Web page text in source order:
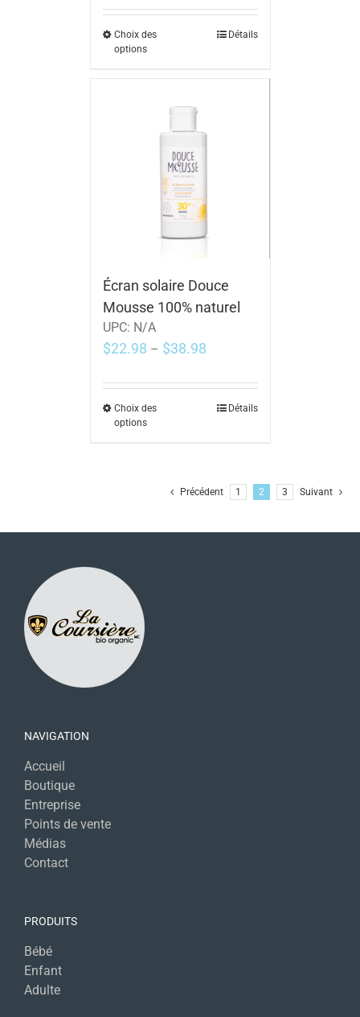
Choix des
options
Détails
Écran solaire Douce
Mousse 100% naturel
UPC: N/A
$22.98 – $38.98
Choix des
options
Détails
Précédent 1 2 3 Suivant
NAVIGATION
Accueil
Boutique
Entreprise
Points de vente
Médias
Contact
PRODUITS
Bébé
Enfant
Adulte